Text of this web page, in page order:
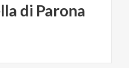
di Parona